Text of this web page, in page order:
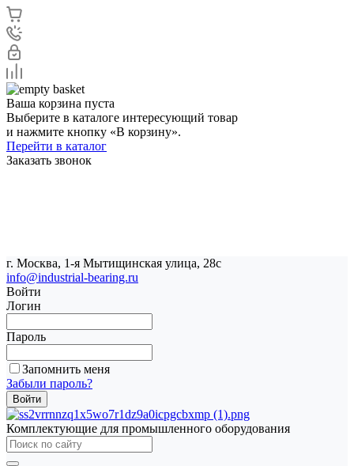
Ваша корзина пуста
Выберите в каталоге интересующий товар
и нажмите кнопку «В корзину».
Перейти в каталог
Заказать звонок
г. Москва, 1-я Мытищинская улица, 28с
info@industrial-bearing.ru
Войти
Логин
Пароль
Запомнить меня
Забыли пароль?
Комплектующие для промышленного оборудования